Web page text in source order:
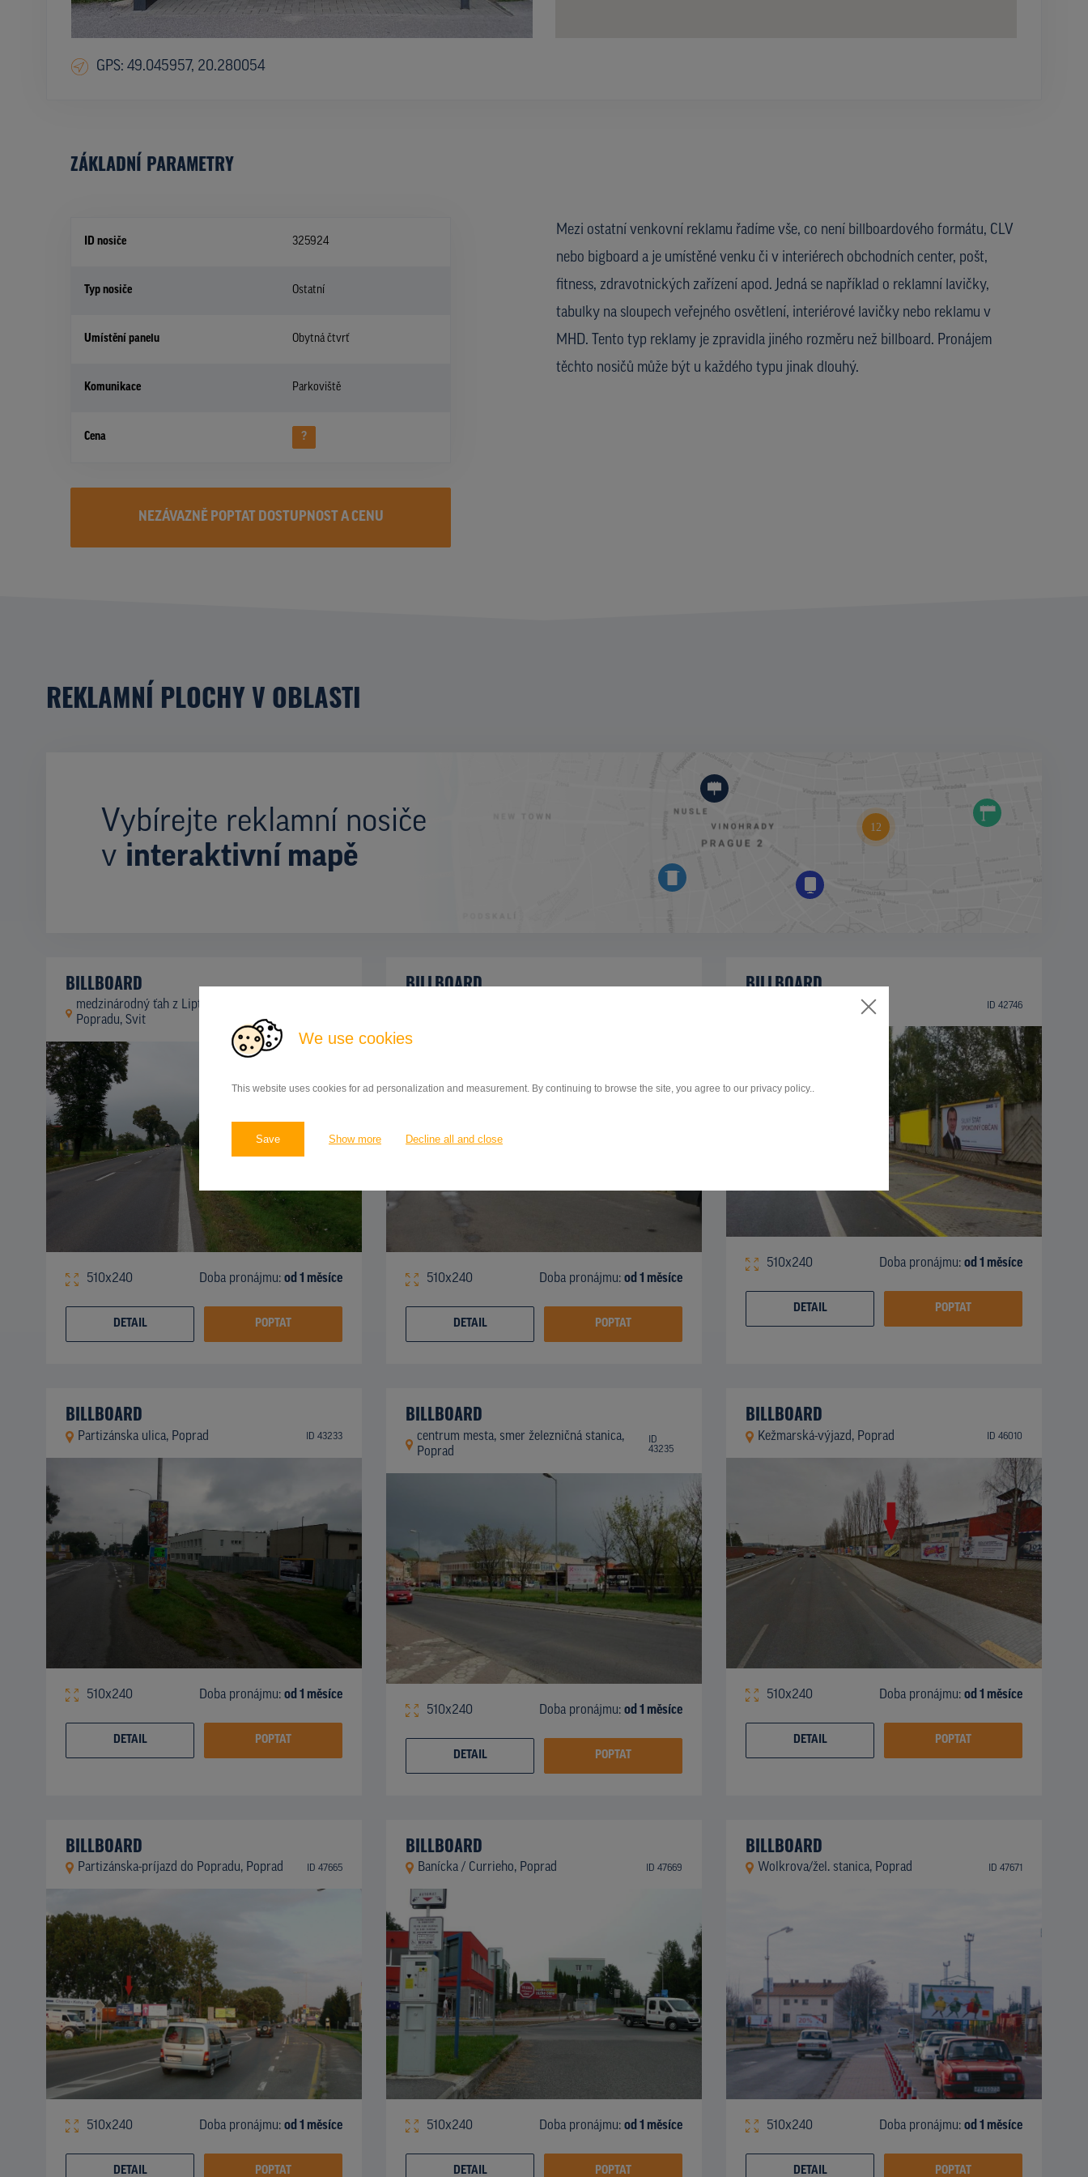
We use cookies
This website uses cookies for ad personalization and measurement. By continuing to browse the site, you agree to our privacy policy..
Save Show more Decline all and close
GPS: 49.045957, 20.280054
ZÁKLADNÍ PARAMETRY
ID nosiče 325924
Typ nosiče Ostatní
Umístění panelu Obytná čtvrť
Komunikace Parkoviště
Cena ?
Mezi ostatní venkovní reklamu řadíme vše, co není billboardového formátu, CLV
nebo bigboard a je umístěné venku či v interiérech obchodních center, pošt,
fitness, zdravotnických zařízení apod. Jedná se například o reklamní lavičky,
tabulky na sloupech veřejného osvětlení, interiérové lavičky nebo reklamu v
MHD. Tento typ reklamy je zpravidla jiného rozměru než billboard. Pronájem
těchto nosičů může být u každého typu jinak dlouhý.
NEZÁVAZNĚ POPTAT DOSTUPNOST A CENU
REKLAMNÍ PLOCHY V OBLASTI
Vybírejte reklamní nosiče
v interaktivní mapě
BILLBOARD
medzinárodný ťah z Liptovského Mikuláša do
Popradu, Svit
510x240 Doba pronájmu: od 1 měsíce
DETAIL POPTAT
BILLBOARD
510x240 Doba pronájmu: od 1 měsíce
DETAIL POPTAT
BILLBOARD
Štefánikova ulica, Poprad ID 42746
510x240 Doba pronájmu: od 1 měsíce
DETAIL POPTAT
BILLBOARD
Partizánska ulica, Poprad ID 43233
510x240 Doba pronájmu: od 1 měsíce
DETAIL POPTAT
BILLBOARD
centrum mesta, smer železničná stanica,
Poprad
ID
43235
510x240 Doba pronájmu: od 1 měsíce
DETAIL POPTAT
BILLBOARD
Kežmarská-výjazd, Poprad ID 46010
510x240 Doba pronájmu: od 1 měsíce
DETAIL POPTAT
BILLBOARD
Partizánska-príjazd do Popradu, Poprad ID 47665
510x240 Doba pronájmu: od 1 měsíce
DETAIL POPTAT
BILLBOARD
Banícka / Currieho, Poprad ID 47669
510x240 Doba pronájmu: od 1 měsíce
DETAIL POPTAT
BILLBOARD
Wolkrova/žel. stanica, Poprad ID 47671
510x240 Doba pronájmu: od 1 měsíce
DETAIL POPTAT